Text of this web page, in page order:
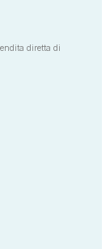
diretta di